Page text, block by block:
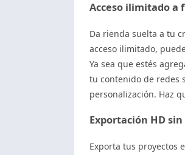
Acceso ilimitado a
Da rienda suelta a tu
acceso ilimitado,
Ya sea que estés
tu contenido de redes
personalización. Haz
Exportación HD
Exporta tus proyectos